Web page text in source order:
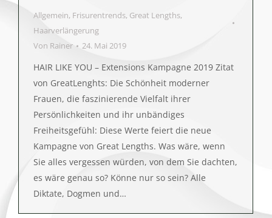
Allgemein, Frisurentrends, Great Lengths,
Haarverlängerung
Von Rainer 24. Mai 2019
HAIR LIKE YOU – Extensions Kampagne 2019 Zitat
von GreatLenghts: Die Schönheit moderner
Frauen, die faszinierende Vielfalt ihrer
Persönlichkeiten und ihr unbändiges
Freiheitsgefühl: Diese Werte feiert die neue
Kampagne von Great Lengths. Was wäre, wenn
Sie alles vergessen würden, von dem Sie dachten,
es wäre genau so? Könne nur so sein? Alle
Diktate, Dogmen und…